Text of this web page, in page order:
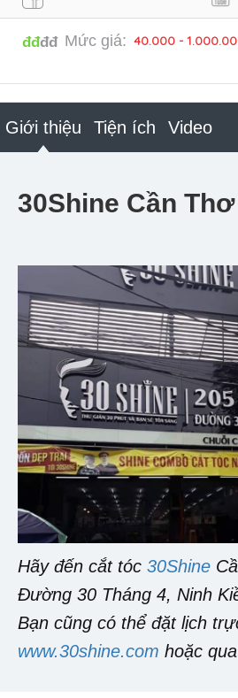
đđđđ Mức giá: 40.000 -
Giới thiệu Tiện ích Video
30Shine Cần Thơ
Hãy đến cắt tóc 30Shine
Đường 30 Tháng 4, Ninh
Bạn cũng có thể đặt lịch
www.30shine.com hoặc